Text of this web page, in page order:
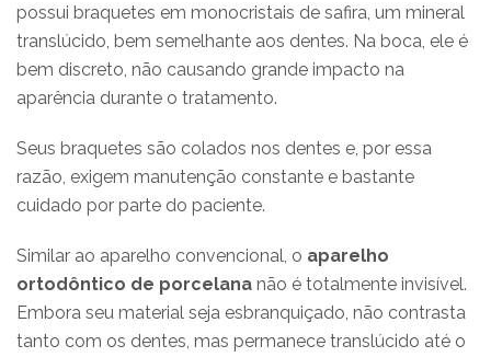
possui braquetes em monocristais de safira, um mineral
translúcido, bem semelhante aos dentes. Na boca, ele é
bem discreto, não causando grande impacto na
aparência durante o tratamento.
Seus braquetes são colados nos dentes e, por essa
razão, exigem manutenção constante e bastante
cuidado por parte do paciente.
Similar ao aparelho convencional, o aparelho
ortodôntico de porcelana não é totalmente invisível.
Embora seu material seja esbranquiçado, não contrasta
tanto com os dentes, mas permanece translúcido até o